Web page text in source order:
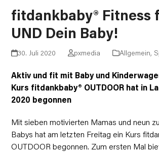
fitdankbaby® Fitness
UND Dein Baby!
30. Juli 2020 pxmedia Allgemein,
Aktiv und fit mit Baby und
Kurs fitdankbaby® OUTDOOR hat in
2020 begonnen
Mit sieben motivierten Mamas und neun
Babys hat am letzten Freitag ein Kurs
OUTDOOR begonnen. Zum ersten Mal